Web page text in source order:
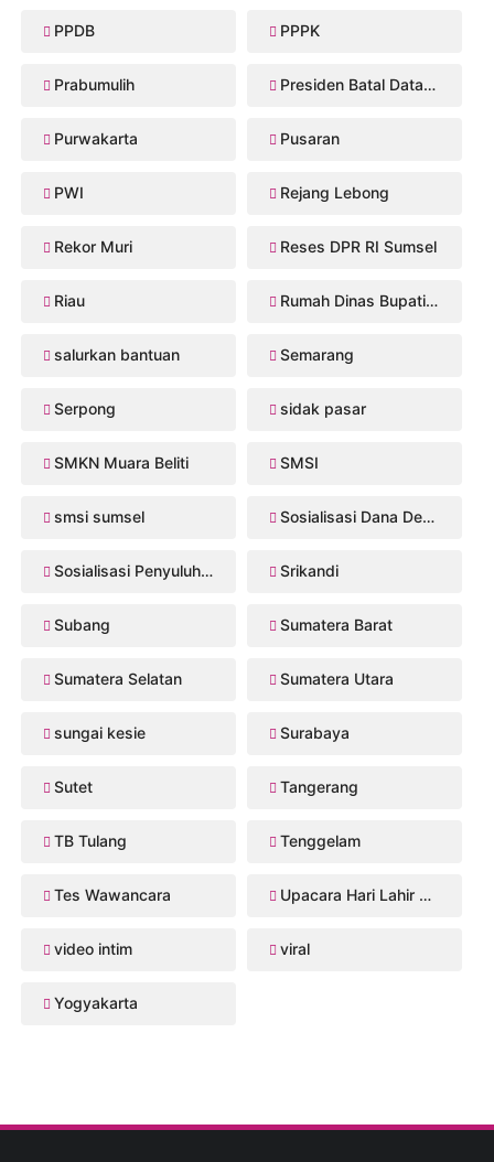
PPDB PPPK
Prabumulih Presiden Batal Datang
Purwakarta Pusaran
PWI Rejang Lebong
Rekor Muri Reses DPR RI Sumsel
Riau Rumah Dinas Bupati Musi Rawas
salurkan bantuan Semarang
Serpong sidak pasar
SMKN Muara Beliti SMSI
smsi sumsel Sosialisasi Dana Desa 2026
Sosialisasi Penyuluhan Hukum Srikandi
Subang Sumatera Barat
Sumatera Selatan Sumatera Utara
sungai kesie Surabaya
Sutet Tangerang
TB Tulang Tenggelam
Tes Wawancara Upacara Hari Lahir Pancasila
video intim viral
Yogyakarta